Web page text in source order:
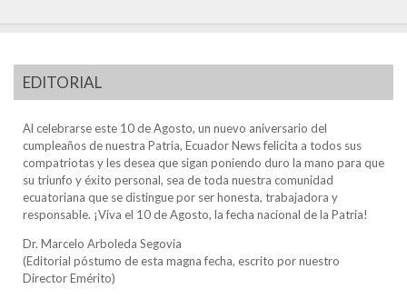
EDITORIAL
Al celebrarse este 10 de Agosto, un nuevo aniversario del
cumpleaños de nuestra Patria, Ecuador News felicita a todos sus
compatriotas y les desea que sigan poniendo duro la mano para que
su triunfo y éxito personal, sea de toda nuestra comunidad
ecuatoriana que se distingue por ser honesta, trabajadora y
responsable. ¡Viva el 10 de Agosto, la fecha nacional de la Patria!
Dr. Marcelo Arboleda Segovia
(Editorial póstumo de esta magna fecha, escrito por nuestro
Director Emérito)